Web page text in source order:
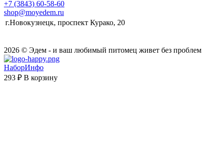
+7 (3843) 60-58-60
shop@moyedem.ru
г.Новокузнецк, проспект Курако, 20
2026 © Эдем - и ваш любимый питомец живет без проблем
НаборИнфо
293 ₽ В корзину